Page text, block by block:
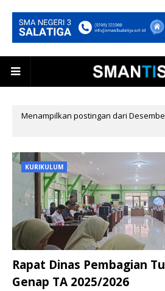
Menampilkan postingan dari
KURIKULUM
Rapat Dinas Pembagian
Genap TA 2025/2026